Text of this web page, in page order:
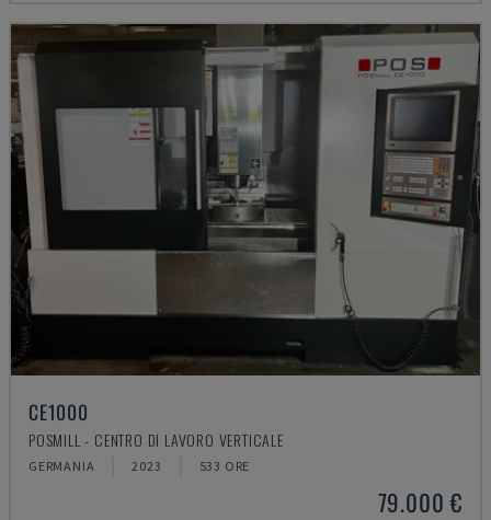
CE1000
POSMILL - CENTRO DI LAVORO VERTICALE
GERMANIA 2023 533 ORE
79.000 €